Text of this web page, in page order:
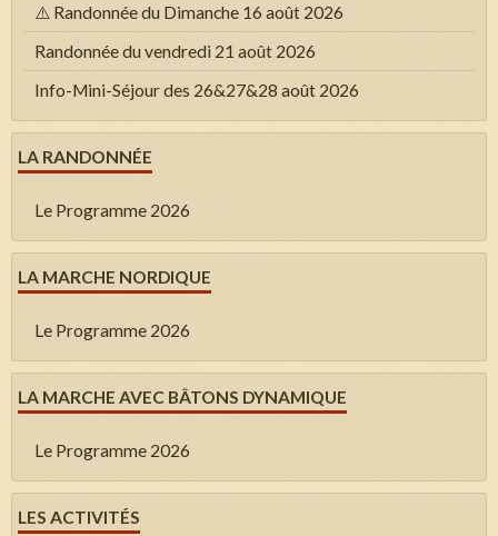
⚠️ Randonnée du Dimanche 16 août 2026
Randonnée du vendredi 21 août 2026
Info-Mini-Séjour des 26&27&28 août 2026
LA RANDONNÉE
Le Programme 2026
LA MARCHE NORDIQUE
Le Programme 2026
LA MARCHE AVEC BÂTONS DYNAMIQUE
Le Programme 2026
LES ACTIVITÉS